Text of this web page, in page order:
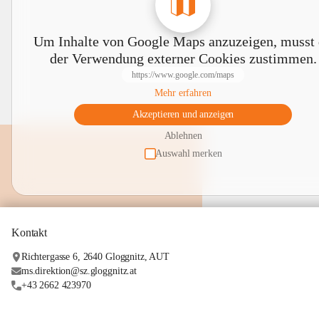
Um Inhalte von Google Maps anzuzeigen, musst
der Verwendung externer Cookies zustimmen.
https://www.google.com/maps
Mehr erfahren
Akzeptieren und anzeigen
Ablehnen
Auswahl merken
Kontakt
Richtergasse 6, 2640 Gloggnitz, AUT
ms.direktion@sz.gloggnitz.at
+43 2662 423970